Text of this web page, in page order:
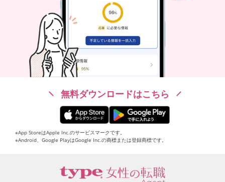
無料ダウンロードはこちら
※App StoreはApple Inc.のサービスマークです。
※Android、Google PlayはGoogle Inc.の商標または登録商標です。